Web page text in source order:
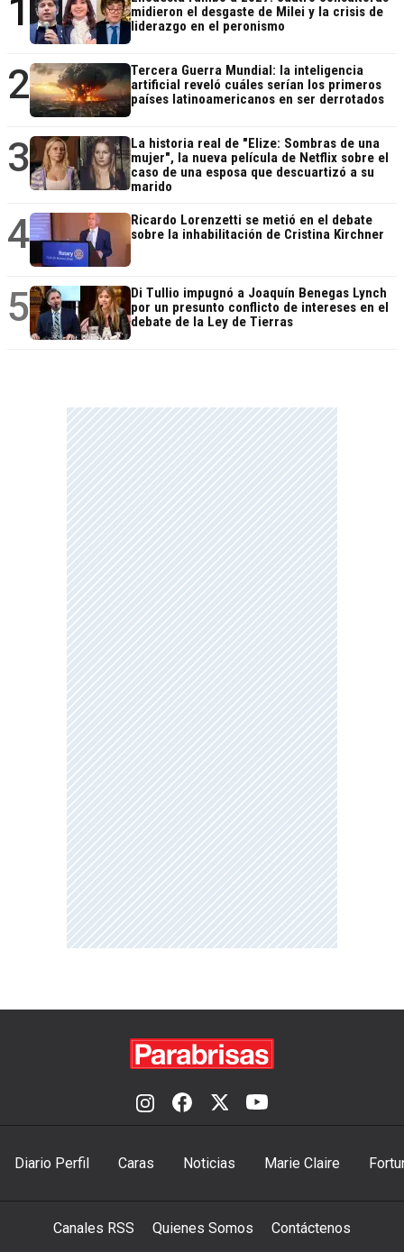
1
midieron el desgaste de Milei y la crisis de
liderazgo en el peronismo
2
Tercera Guerra Mundial: la inteligencia
artificial reveló cuáles serían los primeros
países latinoamericanos en ser derrotados
3
La historia real de "Elize: Sombras de una
mujer", la nueva película de Netflix sobre el
caso de una esposa que descuartizó a su
marido
4
Ricardo Lorenzetti se metió en el debate
sobre la inhabilitación de Cristina Kirchner
5
Di Tullio impugnó a Joaquín Benegas Lynch
por un presunto conflicto de intereses en el
debate de la Ley de Tierras
Diario Perfil Caras Noticias Marie Claire
Canales RSS Quienes Somos Contáctenos